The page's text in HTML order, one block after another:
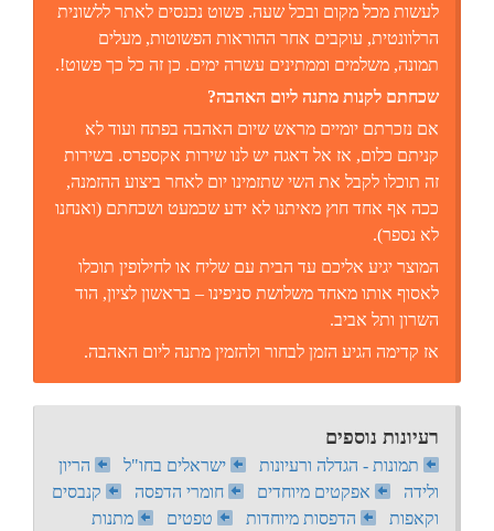
לעשות מכל מקום ובכל שעה. פשוט נכנסים לאתר ללשונית
הרלוונטית, עוקבים אחר ההוראות הפשוטות, מעלים
תמונה, משלמים וממתינים עשרה ימים. כן זה כל כך פשוט!.
שכחתם לקנות מתנה ליום האהבה?
אם נזכרתם יומיים מראש שיום האהבה בפתח ועוד לא
קניתם כלום, אז אל דאגה יש לנו שירות אקספרס. בשירות
זה תוכלו לקבל את השי שתזמינו יום לאחר ביצוע ההזמנה,
ככה אף אחד חוץ מאיתנו לא ידע שכמעט ושכחתם (ואנחנו
לא נספר).
המוצר יגיע אליכם עד הבית עם שליח או לחילופין תוכלו
לאסוף אותו מאחד משלושת סניפינו – בראשון לציון, הוד
השרון ותל אביב.
אז קדימה הגיע הזמן לבחור ולהזמין מתנה ליום האהבה.
רעיונות נוספים
תמונות - הגדלה ורעיונות ישראלים בחו"ל
הריון
ולידה
אפקטים מיוחדים חומרי הדפסה
קנבסים
וקאפות
הדפסות מיוחדות טפטים
מתנות